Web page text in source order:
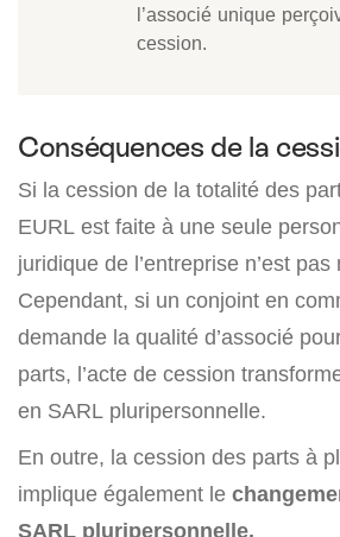
l’associé unique
cession.
Conséquences de la
Si la cession de la totalité des
EURL est faite à une seule
juridique de l’entreprise n’est pas
Cependant, si un conjoint en
demande la qualité d’associé
parts, l’acte de cession
en SARL pluripersonnelle.
En outre, la cession des parts à
implique également le
SARL pluripersonnelle.